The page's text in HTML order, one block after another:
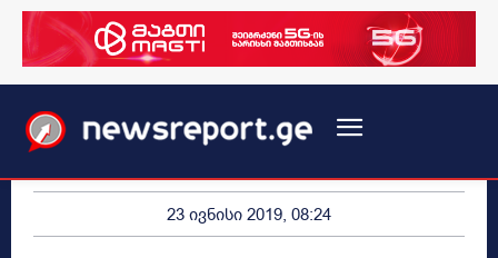
23 ივნისი 2019, 08:24